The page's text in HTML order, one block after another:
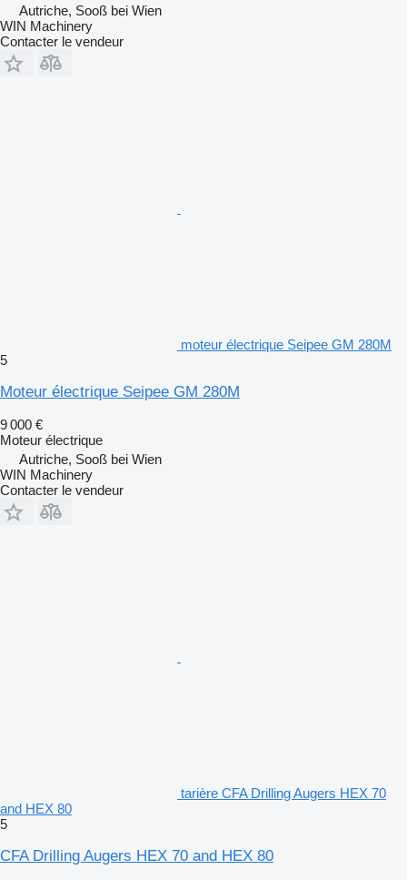
Autriche, Sooß bei Wien
WIN Machinery
Contacter le vendeur
moteur électrique Seipee GM 280M
5
Moteur électrique Seipee GM 280M
9 000 €
Moteur électrique
Autriche, Sooß bei Wien
WIN Machinery
Contacter le vendeur
tarière CFA Drilling Augers HEX 70
and HEX 80
5
CFA Drilling Augers HEX 70 and HEX 80